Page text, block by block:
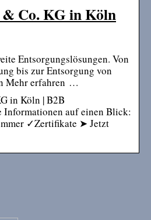
Co. KG in Köln
Entsorgungslösungen. Von
bis zur Entsorgung von
Mehr erfahren …
in Köln | B2B
Informationen auf einen Blick:
✓Zertifikate ➤ Jetzt